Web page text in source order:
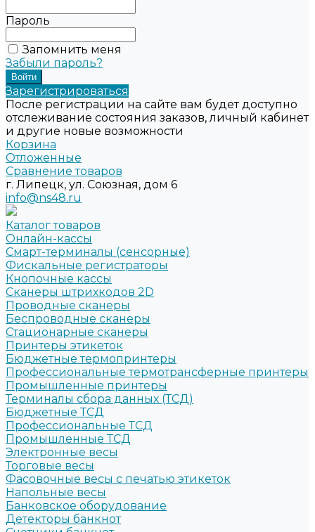
Пароль
Запомнить меня
Забыли пароль?
Зарегистрироваться
После регистрации на сайте вам будет доступно
отслеживание состояния заказов, личный кабинет
и другие новые возможности
Корзина
Отложенные
Сравнение товаров
г. Липецк, ул. Союзная, дом 6
info@ns48.ru
Каталог товаров
Онлайн-кассы
Смарт-терминалы (сенсорные)
Фискальные регистраторы
Кнопочные кассы
Сканеры штрихкодов 2D
Проводные сканеры
Беспроводные сканеры
Стационарные сканеры
Принтеры этикеток
Бюджетные термопринтеры
Профессиональные термотрансферные принтеры
Промышленные принтеры
Терминалы сбора данных (ТСД)
Бюджетные ТСД
Профессиональные ТСД
Промышленные ТСД
Электронные весы
Торговые весы
Фасовочные весы с печатью этикеток
Напольные весы
Банковское оборудование
Детекторы банкнот